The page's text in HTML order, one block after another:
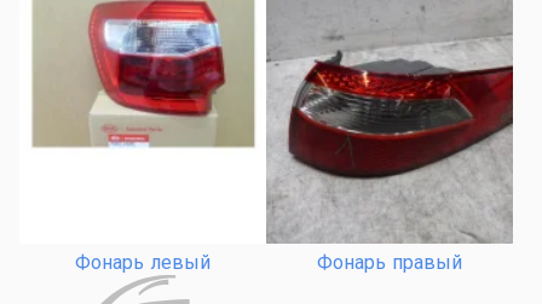
Фонарь левый Фонарь правый